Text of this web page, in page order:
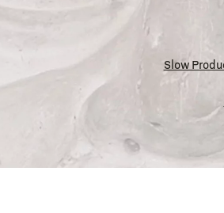
Slow